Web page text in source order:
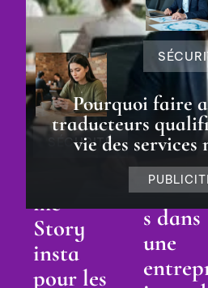
Pourquoi faire
traducteurs
vie des
5 août 2026
SÉCURITÉ
me
Story
insta
pour les
Audite
ur
: rôle
s dans
une